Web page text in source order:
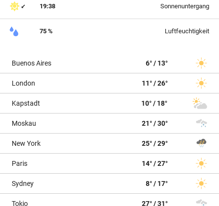
19:38 Sonnenuntergang
75 % Luftfeuchtigkeit
Buenos Aires 6° / 13°
London 11° / 26°
Kapstadt 10° / 18°
Moskau 21° / 30°
New York 25° / 29°
Paris 14° / 27°
Sydney 8° / 17°
Tokio 27° / 31°